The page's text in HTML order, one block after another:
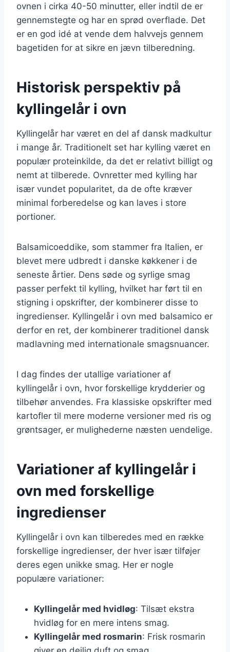
ovnen i cirka 40-50 minutter, eller indtil de er
gennemstegte og har en sprød overflade. Det
er en god idé at vende dem halvvejs gennem
bagetiden for at sikre en jævn tilberedning.
Historisk perspektiv på
kyllingelår i ovn
Kyllingelår har været en del af dansk madkultur
i mange år. Traditionelt set har kylling været en
populær proteinkilde, da det er relativt billigt og
nemt at tilberede. Ovnretter med kylling har
især vundet popularitet, da de ofte kræver
minimal forberedelse og kan laves i store
portioner.
Balsamicoeddike, som stammer fra Italien, er
blevet mere udbredt i danske køkkener i de
seneste årtier. Dens søde og syrlige smag
passer perfekt til kylling, hvilket har ført til en
stigning i opskrifter, der kombinerer disse to
ingredienser. Kyllingelår i ovn med balsamico er
derfor en ret, der kombinerer traditionel dansk
madlavning med internationale smagsnuancer.
I dag findes der utallige variationer af
kyllingelår i ovn, hvor forskellige krydderier og
tilbehør anvendes. Fra klassiske opskrifter med
kartofler til mere moderne versioner med ris og
grøntsager, er mulighederne næsten uendelige.
Variationer af kyllingelår i
ovn med forskellige
ingredienser
Kyllingelår i ovn kan tilberedes med en række
forskellige ingredienser, der hver især tilføjer
deres egen unikke smag. Her er nogle
populære variationer:
Kyllingelår med hvidløg: Tilsæt ekstra
hvidløg for en mere intens smag.
Kyllingelår med rosmarin: Frisk rosmarin